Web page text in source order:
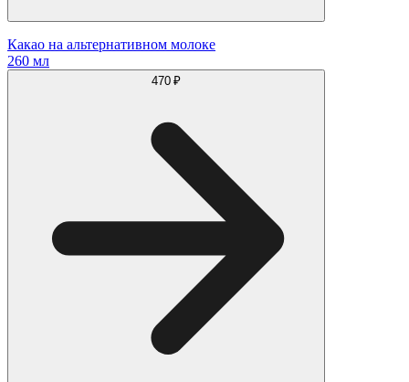
Какао на альтернативном молоке
260 мл
470 ₽